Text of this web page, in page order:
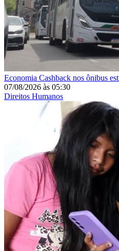
Economia Cashback nos ônibus
07/08/2026 às 05:30
Direitos Humanos